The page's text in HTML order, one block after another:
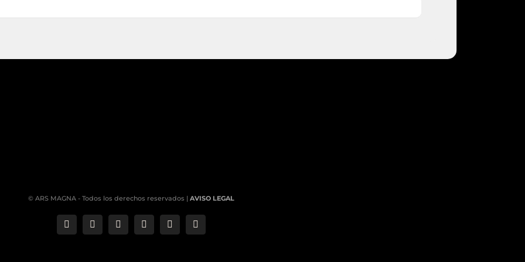
© ARS MAGNA - Todos los derechos reservados | AVISO LEGAL
Correo
electrónico
Phone LinkedInYouTubeFacebookInstagram